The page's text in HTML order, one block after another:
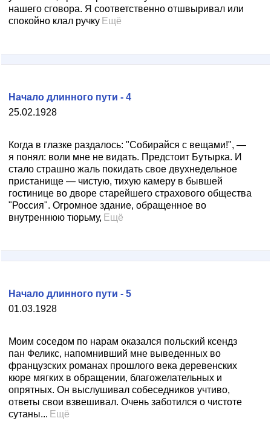
нашего сговора. Я соответственно отшвыривал или
спокойно клал ручку Ещё
25.02.1928
Начало длинного пути - 4
Когда в глазке раздалось: "Собирайся с вещами!", —
я понял: воли мне не видать. Предстоит Бутырка. И
стало страшно жаль покидать свое двухнедельное
пристанище — чистую, тихую камеру в бывшей
гостинице во дворе старейшего страхового общества
"Россия". Огромное здание, обращенное во
внутреннюю тюрьму, Ещё
01.03.1928
Начало длинного пути - 5
Моим соседом по нарам оказался польский ксендз
пан Феликс, напомнивший мне выведенных во
французских романах прошлого века деревенских
кюре мягких в обращении, благожелательных и
опрятных. Он выслушивал собеседников учтиво,
ответы свои взвешивал. Очень заботился о чистоте
сутаны... Ещё